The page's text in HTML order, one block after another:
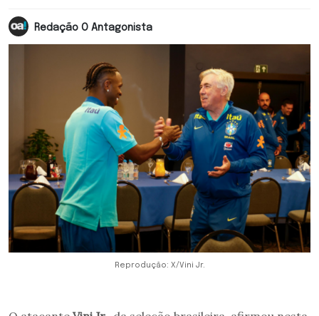
Redação O Antagonista
Reprodução: X/Vini Jr.